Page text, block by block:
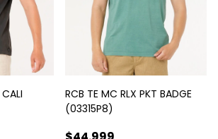
RCB TE MC RLX PKT BADGE
(03315P8)